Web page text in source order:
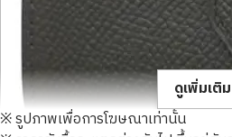
ดูเพิ่มเติม
※ รูปภาพเพื่อการโฆษณาเท่านั้น